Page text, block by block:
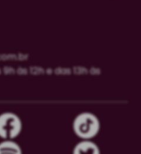
às 12h e das 13h às